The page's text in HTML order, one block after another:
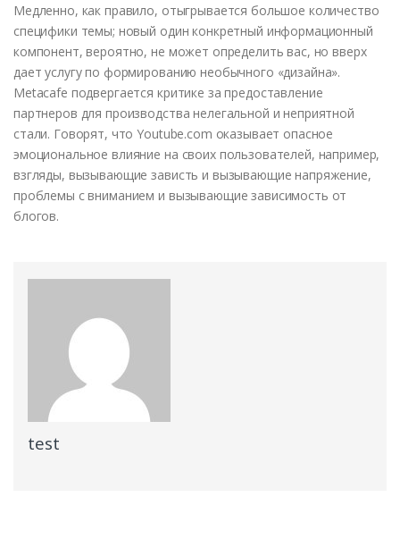
Медленно, как правило, отыгрывается большое количество
специфики темы; новый один конкретный информационный
компонент, вероятно, не может определить вас, но вверх
дает услугу по формированию необычного «дизайна».
Metacafe подвергается критике за предоставление
партнеров для производства нелегальной и неприятной
стали. Говорят, что Youtube.com оказывает опасное
эмоциональное влияние на своих пользователей, например,
взгляды, вызывающие зависть и вызывающие напряжение,
проблемы с вниманием и вызывающие зависимость от
блогов.
test